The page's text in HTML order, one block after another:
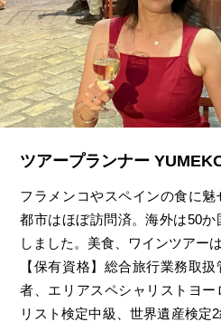
ツアープランナー
フラメンコやスペインの食に
都市はほぼ訪問済。海外は50
しました。美食、ワインツアー
【保有資格】総合旅行業務取
者、エリアスペシャリストヨ
リスト検定中級、世界遺産検定